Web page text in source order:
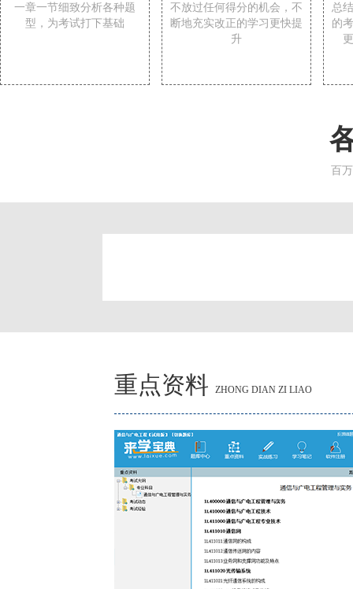
一章一节细致分析各种题
型，为考试打下基础
不放过任何得分的机会，不
断地充实改正的学习更快提
升
总
的
百
重点资料 ZHONG DIAN ZI LIAO